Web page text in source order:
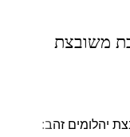
משובצת
יהלומים זהב: